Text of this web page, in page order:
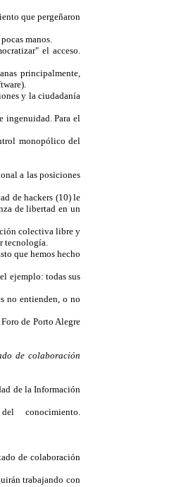
que pergeñaron
manos.
el acceso.
principalmente,
y la ciudadanía
ingenuidad. Para el
monopólico del
a las posiciones
de hackers (10) le
de libertad en un
colectiva libre y
tecnología.
que hemos hecho
ejemplo: todas sus
no entienden, o no
de Porto Alegre
de colaboración
de la Información
conocimiento.
de colaboración
trabajando con